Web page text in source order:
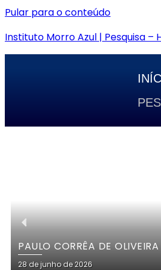
Pular para o conteúdo
Instituto Morro Azul | Pesquisa
PAULO CORRÊA DE
28 de junho de 2026